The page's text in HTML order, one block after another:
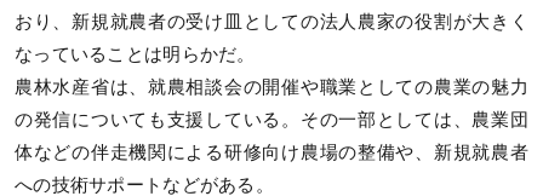
おり、新規就農者の受け皿としての法人農家の役割が大きく
なっていることは明らかだ。
農林水産省は、就農相談会の開催や職業としての農業の魅力
の発信についても支援している。その一部としては、農業団
体などの伴走機関による研修向け農場の整備や、新規就農者
への技術サポートなどがある。